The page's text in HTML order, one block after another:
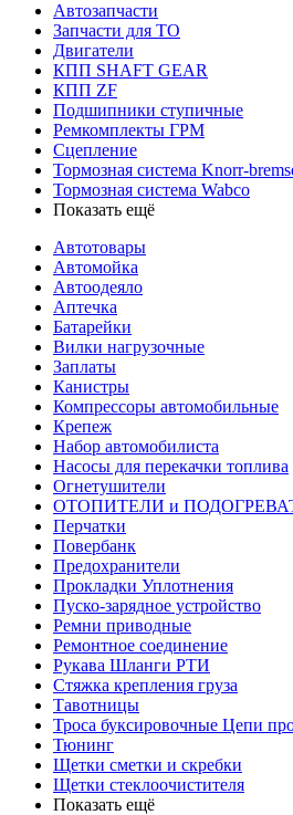
Автозапчасти
Запчасти для ТО
Двигатели
КПП SHAFT GEAR
КПП ZF
Подшипники ступичные
Ремкомплекты ГРМ
Сцепление
Тормозная система Knorr-
Тормозная система Wabco
Показать ещё
Автотовары
Автомойка
Автоодеяло
Аптечка
Батарейки
Вилки нагрузочные
Заплаты
Канистры
Компрессоры автомобильные
Крепеж
Набор автомобилиста
Насосы для перекачки топлива
Огнетушители
ОТОПИТЕЛИ и
Перчатки
Повербанк
Предохранители
Прокладки Уплотнения
Пуско-зарядное устройство
Ремни приводные
Ремонтное соединение
Рукава Шланги РТИ
Стяжка крепления груза
Тавотницы
Троса буксировочные Цепи
Тюнинг
Щетки сметки и скребки
Щетки стеклоочистителя
Показать ещё